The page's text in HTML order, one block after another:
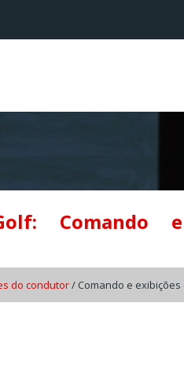
Comando
do condutor/ Comando e